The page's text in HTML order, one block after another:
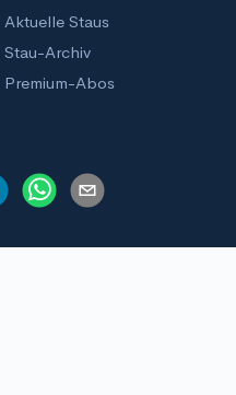
Aktuelle Staus
Stau-Archiv
Premium-Abos